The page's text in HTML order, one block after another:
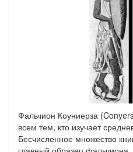
Фальчион Коуниерза
всем тем, кто изучает
Бесчисленное множество